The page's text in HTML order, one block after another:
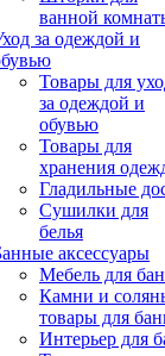
ванной
за одеждой и
Товары для
за одеждой и
обувью
Товары для
хранения
Гладильные
Сушилки для
белья
аксессуары
Мебель для
Камни и
товары для
Интерьер для